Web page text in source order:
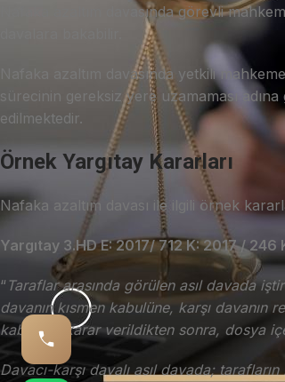
Nafaka azaltım davasında görevli
Nafaka azaltım davasında yetkili
sürecinin gereksiz yere uzamaması
edilmektedir.
Örnek Yargıtay Kararları
Nafaka azaltım davası ile ilgili örnek
Yargıtay 3.HD E: 2017/ 712 K: 2017 / 246
“Taraflar arasında görülen asıl davada
davanın kısmen kabulüne, karşı
kabulüne karar verildikten sonra, dosya
Davacı-karşı davalı asıl davada;